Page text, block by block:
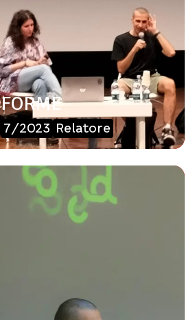
FORME
7/2023 Relatore